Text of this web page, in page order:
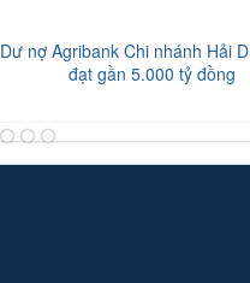
Dư nợ Agribank Chi nhánh Hải
đạt gần 5.000 tỷ đồng